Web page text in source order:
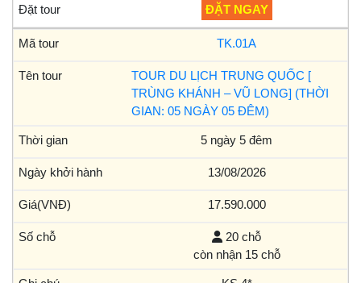
ĐẶT NGAY
TK.01A
TOUR DU LỊCH TRUNG QUỐC [
TRÙNG KHÁNH – VŨ LONG] (THỜI
GIAN: 05 NGÀY 05 ĐÊM)
5 ngày 5 đêm
13/08/2026
17.590.000
20 chỗ
còn nhận 15 chỗ